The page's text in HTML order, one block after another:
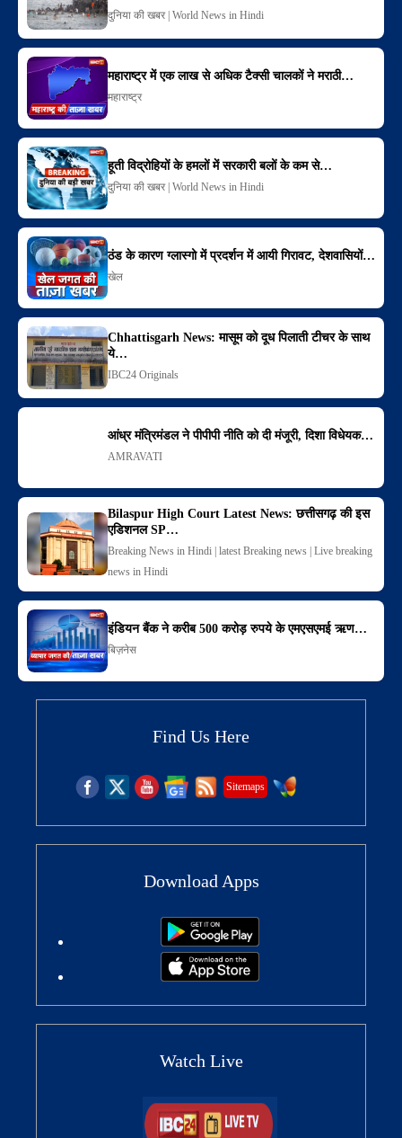
दुनिया की खबर | World News in Hindi
महाराष्ट्र में एक लाख से अधिक टैक्सी चालकों ने मराठी…
महाराष्ट्र
हूती विद्रोहियों के हमलों में सरकारी बलों के कम से…
दुनिया की खबर | World News in Hindi
ठंड के कारण ग्लास्गो में प्रदर्शन में आयी गिरावट, देशवासियों…
खेल
Chhattisgarh News: मासूम को दूध पिलाती टीचर के साथ
ये…
IBC24 Originals
आंध्र मंत्रिमंडल ने पीपीपी नीति को दी मंजूरी, दिशा विधेयक…
AMRAVATI
Bilaspur High Court Latest News: छत्तीसगढ़ की इस
एडिशनल SP…
Breaking News in Hindi | latest Breaking news | Live breaking
news in Hindi
इंडियन बैंक ने करीब 500 करोड़ रुपये के एमएसएमई ऋण…
बिज़नेस
Find Us Here
Sitemaps
Download Apps
Watch Live